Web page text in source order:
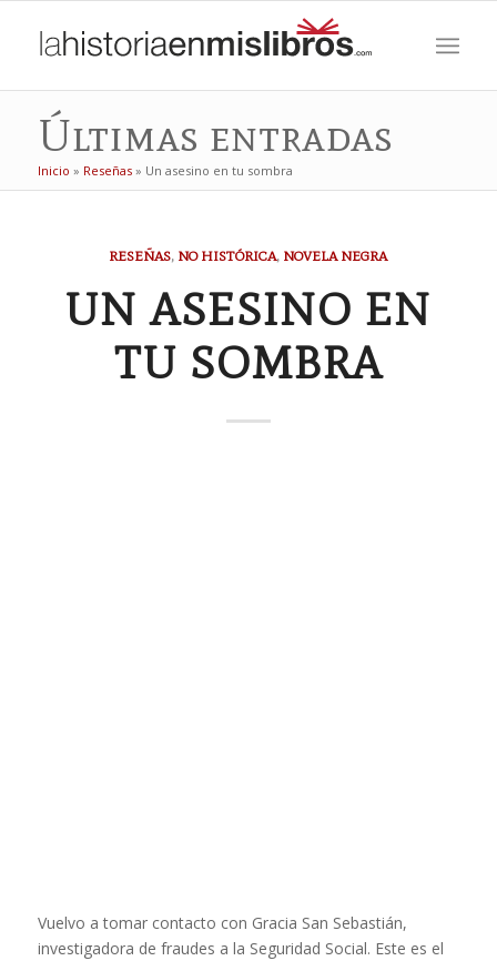
Últimas entradas
Inicio » Reseñas» Un asesino en tu sombra
RESEÑAS, NO HISTÓRICA, NOVELA NEGRA
UN ASESINO EN
TU SOMBRA
Vuelvo a tomar contacto con Gracia San Sebastián,
investigadora de fraudes a la Seguridad Social. Este es el